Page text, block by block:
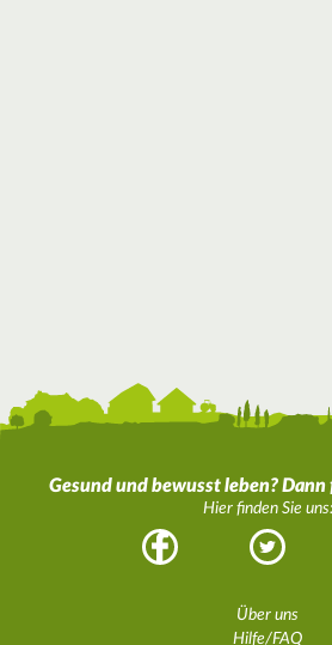
Gesund und bewusst leben? Dann
Hier finden Sie uns:
Facebook Twitter
Über uns
Hilfe/FAQ